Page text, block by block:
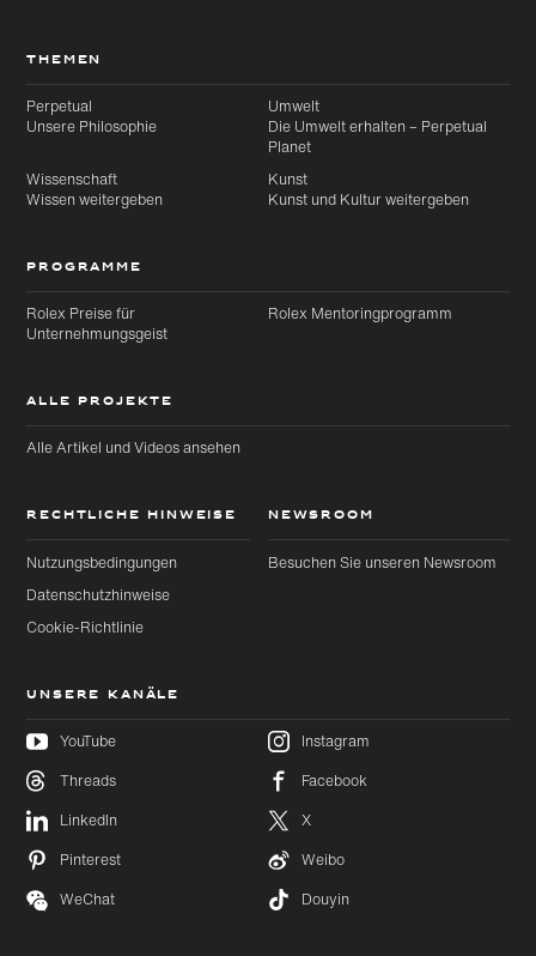
Hauptinhalt
Footer
THEMEN
Perpetual
Unsere Philosophie
Umwelt
Die Umwelt erhalten – Perpetual
Planet
Wissenschaft
Wissen weitergeben
Kunst
Kunst und Kultur weitergeben
PROGRAMME
Rolex Preise für
Unternehmungsgeist
Rolex Mentoringprogramm
ALLE PROJEKTE
Alle Artikel und Videos ansehen
RECHTLICHE HINWEISE
Nutzungsbedingungen
Datenschutzhinweise
Cookie-Richtlinie
NEWSROOM
Besuchen Sie unseren Newsroom
UNSERE KANÄLE
YouTube
Instagram
Threads
Facebook
LinkedIn
X
Pinterest
Weibo
WeChat
Douyin